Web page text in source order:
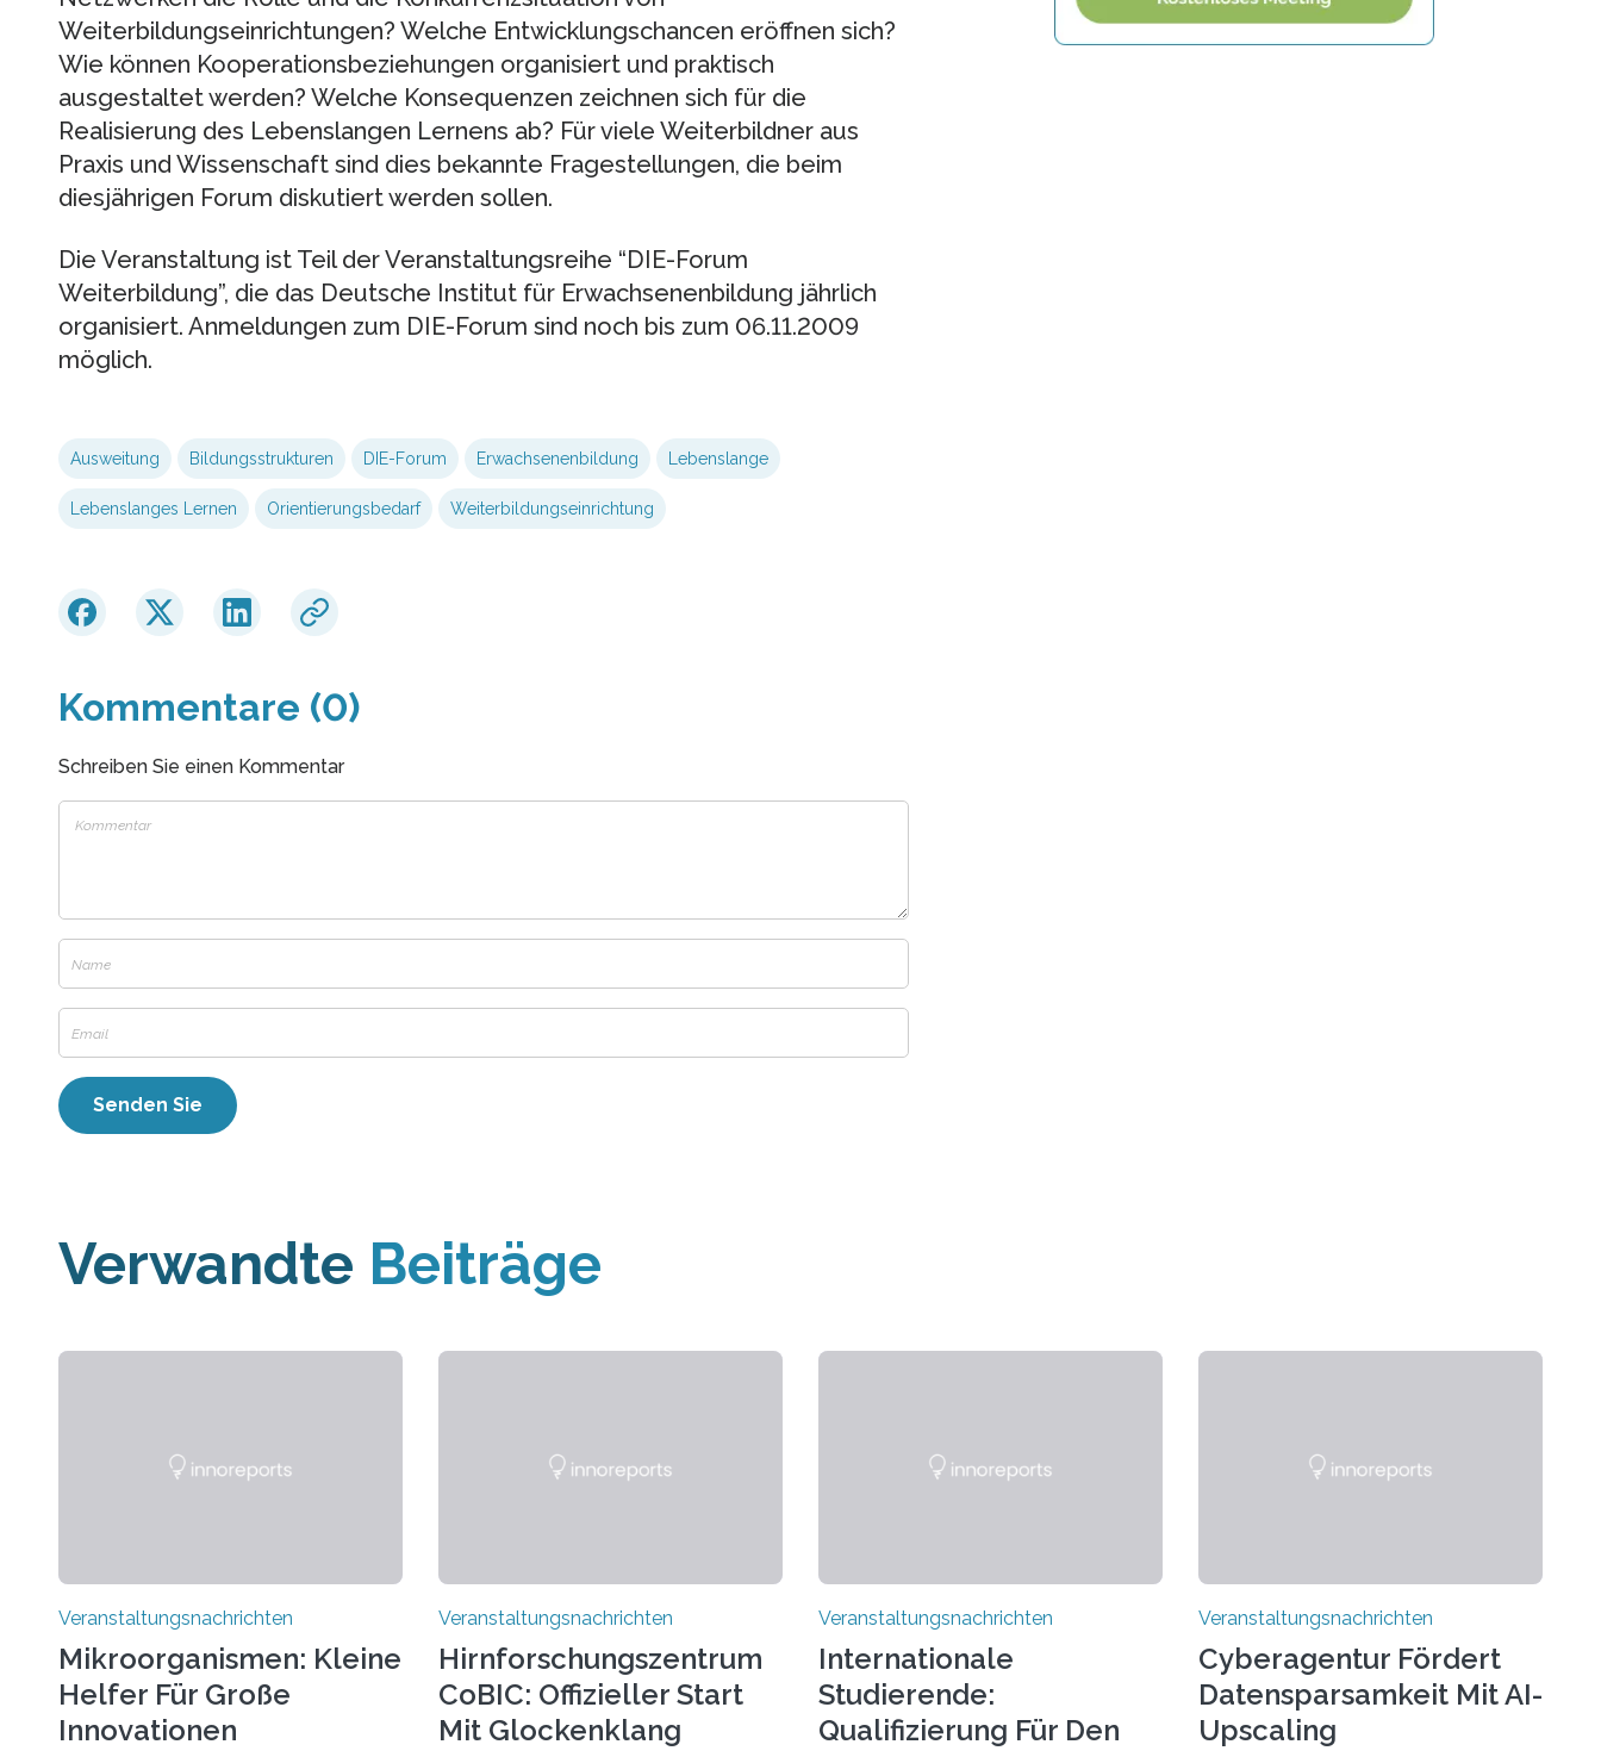
Weiterbildungseinrichtungen? Welche Entwicklungschancen eröffnen sich?
Wie können Kooperationsbeziehungen organisiert und praktisch
ausgestaltet werden? Welche Konsequenzen zeichnen sich für die
Realisierung des Lebenslangen Lernens ab? Für viele Weiterbildner aus
Praxis und Wissenschaft sind dies bekannte Fragestellungen, die beim
diesjährigen Forum diskutiert werden sollen.
Die Veranstaltung ist Teil der Veranstaltungsreihe “DIE-Forum
Weiterbildung”, die das Deutsche Institut für Erwachsenenbildung jährlich
organisiert. Anmeldungen zum DIE-Forum sind noch bis zum 06.11.2009
möglich.
Ausweitung Bildungsstrukturen DIE-Forum Erwachsenenbildung Lebenslange
Lebenslanges Lernen Orientierungsbedarf Weiterbildungseinrichtung
Kommentare (0)
Schreiben Sie einen Kommentar
Verwandte Beiträge
Veranstaltungsnachrichten
Mikroorganismen: Kleine
Helfer Für Große
Innovationen
Veranstaltungsnachrichten
Hirnforschungszentrum
CoBIC: Offizieller Start
Mit Glockenklang
Veranstaltungsnachrichten
Internationale
Studierende:
Qualifizierung Für Den
Veranstaltungsnachrichten
Cyberagentur Fördert
Datensparsamkeit Mit AI-
Upscaling